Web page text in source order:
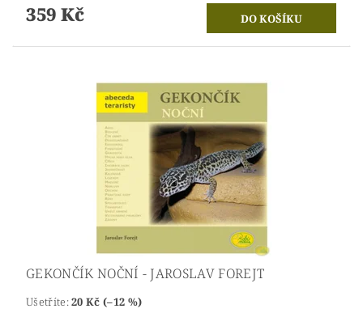
359 Kč
GEKONČÍK NOČNÍ - JAROSLAV FOREJT
Ušetříte:20 Kč (–12 %)